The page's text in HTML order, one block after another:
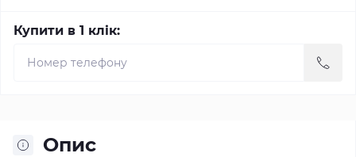
Купити в 1 клік:
Опис